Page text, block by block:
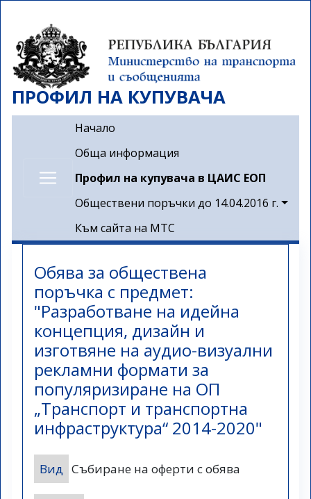
към
основното
съдържание
ПРОФИЛ НА КУПУВАЧА
Main navigation
Начало
Обща информация
Профил на купувача в ЦАИС ЕОП
Обществени поръчки до 14.04.2016 г.
Към сайта на МТС
Обява за обществена
поръчка с предмет:
"Разработване на идейна
концепция, дизайн и
изготвяне на аудио-визуални
рекламни формати за
популяризиране на ОП
„Транспорт и транспортна
инфраструктура“ 2014-2020"
Вид Събиране на оферти с обява